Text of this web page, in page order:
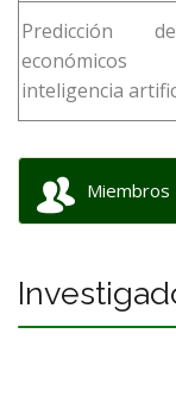
Predicción
inteligencia
Miembros